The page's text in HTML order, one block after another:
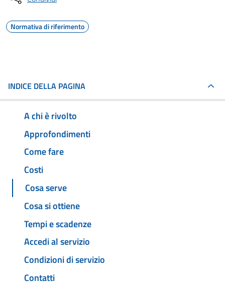
Normativa di riferimento
INDICE DELLA PAGINA
A chi è rivolto
Approfondimenti
Come fare
Costi
Cosa serve
Cosa si ottiene
Tempi e scadenze
Accedi al servizio
Condizioni di servizio
Contatti